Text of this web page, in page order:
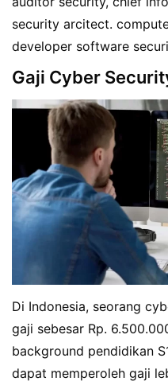
security arcitect.
developer software
Gaji Cyber
Di Indonesia, seorang
gaji sebesar Rp.
background pendidikan
dapat memperoleh gaji